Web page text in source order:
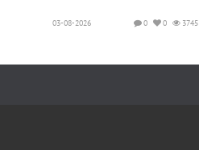
03-08-2026 3745
0
0